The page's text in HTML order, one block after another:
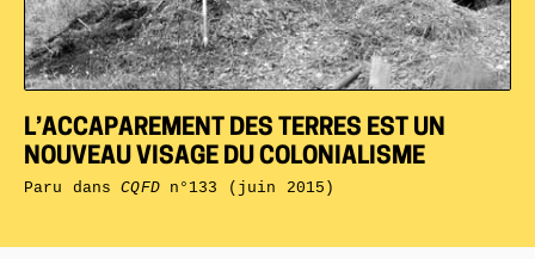
L’ACCAPAREMENT DES TERRES EST UN
NOUVEAU VISAGE DU COLONIALISME
Paru dansCQFDn°133 (juin 2015)